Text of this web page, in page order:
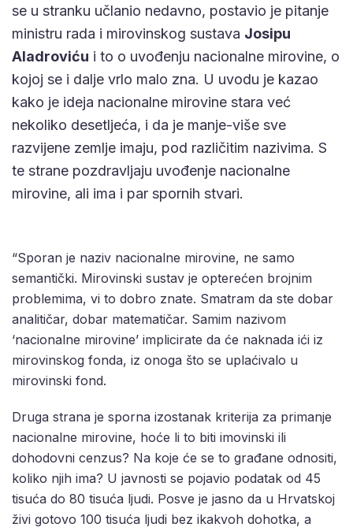
se u stranku učlanio nedavno, postavio je pitanje
ministru rada i mirovinskog sustava Josipu
Aladroviću i to o uvođenju nacionalne mirovine, o
kojoj se i dalje vrlo malo zna. U uvodu je kazao
kako je ideja nacionalne mirovine stara već
nekoliko desetljeća, i da je manje-više sve
razvijene zemlje imaju, pod različitim nazivima. S
te strane pozdravljaju uvođenje nacionalne
mirovine, ali ima i par spornih stvari.
“Sporan je naziv nacionalne mirovine, ne samo
semantički. Mirovinski sustav je opterećen brojnim
problemima, vi to dobro znate. Smatram da ste dobar
analitičar, dobar matematičar. Samim nazivom
‘nacionalne mirovine’ implicirate da će naknada ići iz
mirovinskog fonda, iz onoga što se uplaćivalo u
mirovinski fond.
Druga strana je sporna izostanak kriterija za primanje
nacionalne mirovine, hoće li to biti imovinski ili
dohodovni cenzus? Na koje će se to građane odnositi,
koliko njih ima? U javnosti se pojavio podatak od 45
tisuća do 80 tisuća ljudi. Posve je jasno da u Hrvatskoj
živi gotovo 100 tisuća ljudi bez ikakvoh dohotka, a